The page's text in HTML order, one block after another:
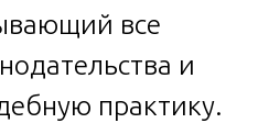
все
и
практику.